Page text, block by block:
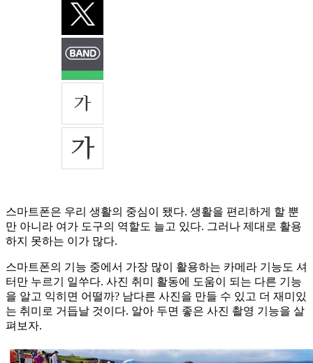
스마트폰은 우리 생활의 중심이 됐다. 생활을 편리하게 할 뿐
만 아니라 여가 도구의 역할도 늘고 있다. 그러나 제대로 활용
하지 못하는 이가 많다.
스마트폰의 기능 중에서 가장 많이 활용하는 카메라 기능도 셔
터만 누르기 일쑤다. 사진 취미 활동에 도움이 되는 다른 기능
을 알고 익히면 어떨까? 남다른 사진을 만들 수 있고 더 재미있
는 취미로 거듭날 것이다. 알아 두면 좋은 사진 촬영 기능을 살
펴보자.